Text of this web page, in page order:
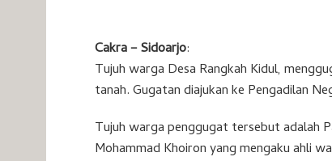
Cakra – Sidoarjo:
Tujuh warga Desa Rangkah Kidul,
tanah. Gugatan diajukan ke Pengadilan
Tujuh warga penggugat tersebut adalah
Mohammad Khoiron yang mengaku ahli